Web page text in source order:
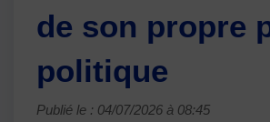
de son propre
politique
Publié le : 04/07/2026 à 08:45